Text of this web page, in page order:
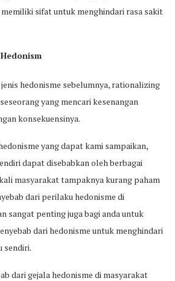
memiliki sifat untuk menghindari rasa sakit
hedonisme sebelumnya, rationalizing
yang mencari kesenangan
konsekuensinya.
yang dapat kami sampaikan,
dapat disebabkan oleh berbagai
masyarakat tampaknya kurang paham
dari perilaku hedonisme di
sangat penting juga bagi anda untuk
dari hedonisme untuk menghindari
sendiri.
dari gejala hedonisme di masyarakat